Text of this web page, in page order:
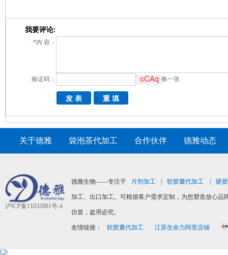
我要评论:
*内 容：
验证码： 换一张
关于德雅 袋泡茶代加工 合作伙伴 德雅动态
沪ICP备11032881号-4
德雅生物——专注于 片剂加工 软胶囊代加工 硬
加工、出口加工。可根据客户需求定制，为您塑造放心
仿冒，盗用必究。
友情链接： 软胶囊代加工 江苏生命力阿里店铺